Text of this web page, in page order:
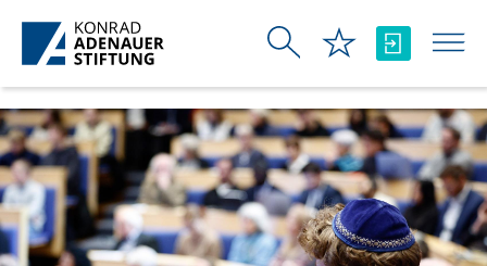
Zum Hauptinhalt springen